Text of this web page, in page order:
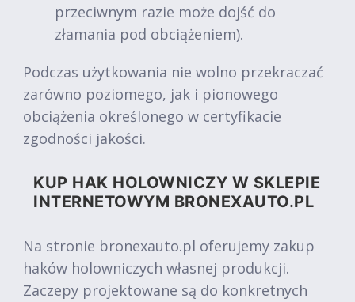
przeciwnym razie może dojść do
złamania pod obciążeniem).
Podczas użytkowania nie wolno przekraczać
zarówno poziomego, jak i pionowego
obciążenia określonego w certyfikacie
zgodności jakości.
KUP HAK HOLOWNICZY W SKLEPIE
INTERNETOWYM BRONEXAUTO.PL
Na stronie bronexauto.pl oferujemy zakup
haków holowniczych własnej produkcji.
Zaczepy projektowane są do konkretnych